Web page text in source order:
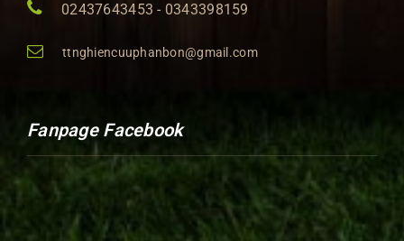
02437643453 - 0343398159
ttnghiencuuphanbon@gmail.com
Fanpage Facebook